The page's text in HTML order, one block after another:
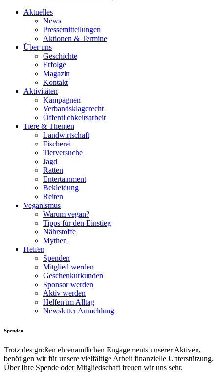
Aktuelles
News
Pressemitteilungen
Aktionen & Termine
Über uns
Geschichte
Erfolge
Magazin
Kontakt
Aktivitäten
Kampagnen
Verbandsklagerecht
Öffentlichkeitsarbeit
Tiere & Themen
Landwirtschaft
Fischerei
Tierversuche
Jagd
Ratten
Entertainment
Bekleidung
Reiten
Veganismus
Warum vegan?
Tipps für den Einstieg
Nährstoffe
Mythen
Helfen
Spenden
Mitglied werden
Geschenkurkunden
Sponsor werden
Aktiv werden
Helfen im Alltag
Newsletter Anmeldung
Spenden
Trotz des großen ehrenamtlichen Engagements unserer Aktiven,
benötigen wir für unsere vielfältige Arbeit finanzielle Unterstützung.
Über Ihre Spende oder Mitgliedschaft freuen wir uns sehr.